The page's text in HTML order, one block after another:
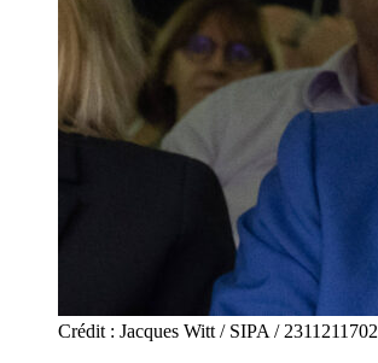
Crédit : Jacques Witt / SIPA / 2311211702